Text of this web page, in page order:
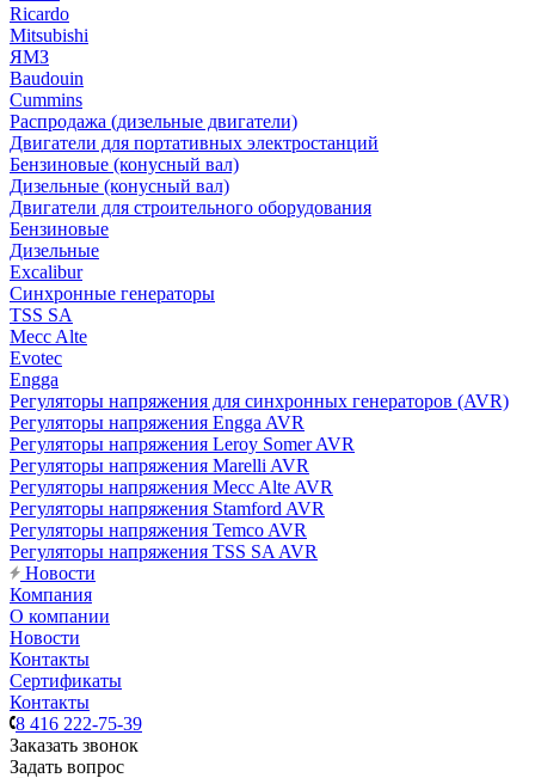
Ricardo
Mitsubishi
ЯМЗ
Baudouin
Cummins
Распродажа (дизельные двигатели)
Двигатели для портативных электростанций
Бензиновые (конусный вал)
Дизельные (конусный вал)
Двигатели для строительного оборудования
Бензиновые
Дизельные
Excalibur
Синхронные генераторы
TSS SA
Mecc Alte
Evotec
Engga
Регуляторы напряжения для синхронных генераторов (AVR)
Регуляторы напряжения Engga AVR
Регуляторы напряжения Leroy Somer AVR
Регуляторы напряжения Marelli AVR
Регуляторы напряжения Mecc Alte AVR
Регуляторы напряжения Stamford AVR
Регуляторы напряжения Temco AVR
Регуляторы напряжения TSS SA AVR
Новости
Компания
О компании
Новости
Контакты
Сертификаты
Контакты
8 416 222-75-39
Заказать звонок
Задать вопрос